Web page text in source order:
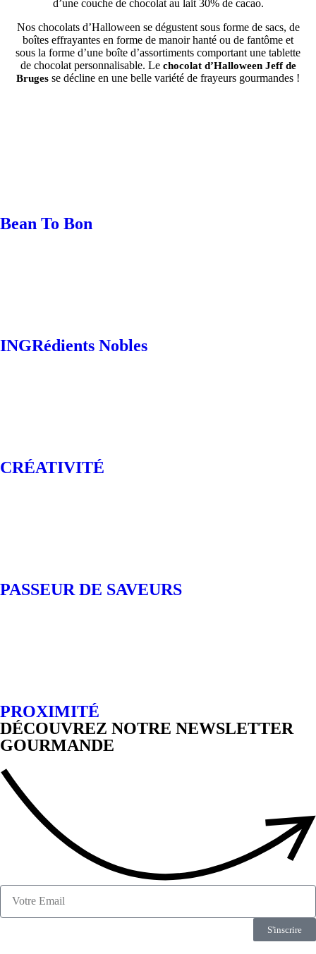
d’une couche de chocolat au lait 30% de cacao.
Nos chocolats d’Halloween se dégustent sous forme de sacs, de
boîtes effrayantes en forme de manoir hanté ou de fantôme et
sous la forme d’une boîte d’assortiments comportant une tablette
de chocolat personnalisable. Le chocolat d’Halloween Jeff de
Bruges se décline en une belle variété de frayeurs gourmandes !
Bean To Bon
INGRédients Nobles
CRÉATIVITÉ
PASSEUR DE SAVEURS
PROXIMITÉ
DÉCOUVREZ NOTRE NEWSLETTER
GOURMANDE
S'inscrire